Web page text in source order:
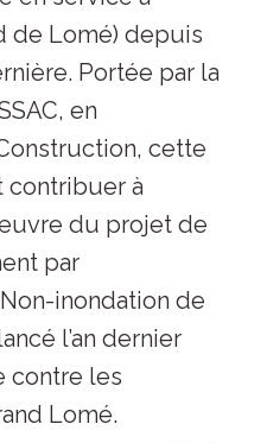
de Lomé) depuis
Portée par la
en
cette
contribuer à
du projet de
par
inondation de
l’an dernier
contre les
Lomé.